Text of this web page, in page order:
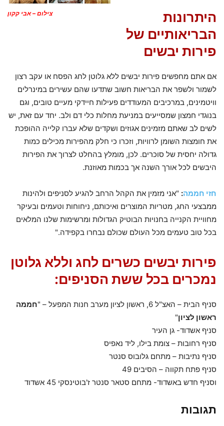
צילום – אבי קקון
היתרונות
הבריאותיים של
פירות יבשים
אם אתם מחפשים פירות יבשים ללא גלוטן לחג הפסח או עקב רצון
לשמור ולשפר את הבריאות חשוב שתדעו שהם עשירים במינרלים
וויטמינים, במרכיבים המעודדים פעילות חיידקי מעיים טובים, וגם
בנוגדי חמצון שמסייעים במניעת מחלות כלי דם ולב. יחד עם זאת, יש
לשים לב שאתם מזמינים אגוזים ושקדים שלא עברו קלייה ההופכת
את חומצות השומן לרוויות, וזכרו כי חלק מהפירות מכילים כמות
גדולה יחסית של סוכרים. לכן, מומלץ בהחלט לצרוך את הפירות
היבשים לכל אורך השנה אך בכמות מאוזנת.
חזי חממה: "אני מזמין את הקהל הרחב להגיע לסניפים ולהינות
ממבצעי החג, מטריות המוצרים ואיכותם, ניחוחות וטעמים ובעיקר
מחוויית הקנייה בחנויות הבוטיק הגדולות ומרשימות שלנו המלאים
בכל טוב טעמים מכל העולם שכולם נבחרו בקפידה."
פירות יבשים כשרים לחג וללא גלוטן
נמכרים בכל ששת הסניפים:
סניף הבית – האצ"ל 6, ראשון לציון מערב חנות המפעל – "
חממה
ראשון לציון"
סניף אשדוד- גן העיר
סניף רחובות – צומת בילו, ליד נאפיס
סניף נתיבות – מתחם גלובוס סנטר
סניף פתח תקווה – הסיבים 49
וסניף חדש באשדוד- מתחם סטאר סנטר ז'בוטינסקי 45 אשדוד
תגובות